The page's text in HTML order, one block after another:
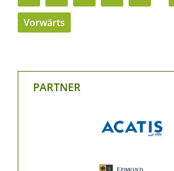
Vorwärts
PARTNER